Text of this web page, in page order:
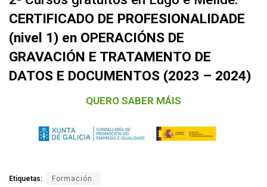
CERTIFICADO DE PROFESIONALIDADE
(nivel 1) en OPERACIÓNS DE
GRAVACIÓN E TRATAMENTO DE
DATOS E DOCUMENTOS (2023 – 2024)
QUERO SABER MÁIS
Etiquetas: Formación.